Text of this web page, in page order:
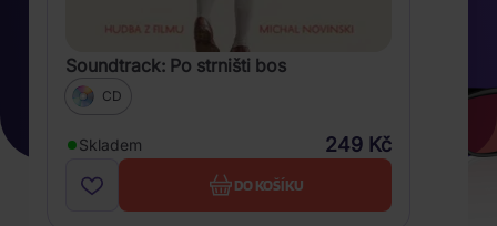
Soundtrack: Po strništi bos
CD
Skladem 249 Kč
DO KOŠÍKU